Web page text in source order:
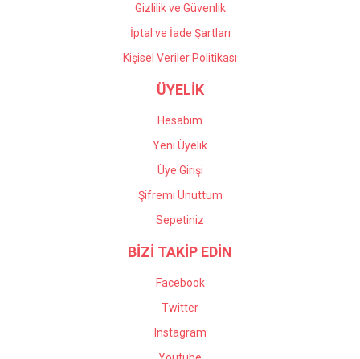
Gizlilik ve Güvenlik
İptal ve İade Şartları
Kişisel Veriler Politikası
ÜYELİK
Hesabım
Yeni Üyelik
Üye Girişi
Şifremi Unuttum
Sepetiniz
BİZİ TAKİP EDİN
Facebook
Twitter
Instagram